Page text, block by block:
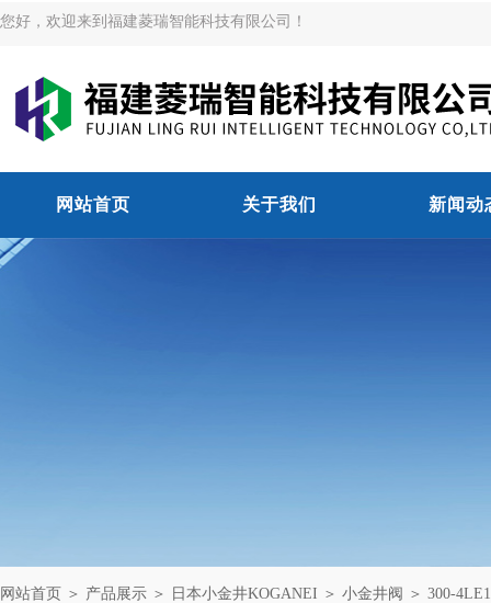
您好，欢迎来到福建菱瑞智能科技有限公司！
网站首页 关于我们 新闻动
网站首页 ＞ 产品展示 ＞ 日本小金井KOGANEI ＞ 小金井阀 ＞ 300-